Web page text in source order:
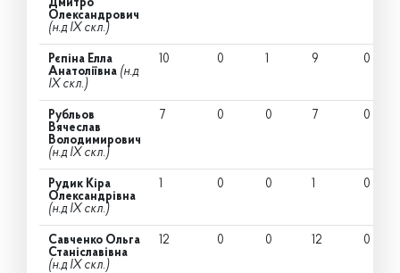
Дмитро
Олександрович
(н.д IX скл.)
Рєпіна Елла
Анатоліївна (н.д
IX скл.)
10 0 1 9 0
Рубльов
Вячеслав
Володимирович
(н.д IX скл.)
7 0 0 7 0
Рудик Кіра
Олександрівна
(н.д IX скл.)
1 0 0 1 0
Савченко Ольга
Станіславівна
(н.д IX скл.)
12 0 0 12 0